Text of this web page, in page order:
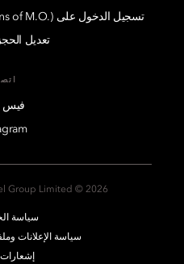
تسجيل الدخول على (.Fans of M.O) برنامج ضيوف درجة الإمتياز
تعديل
فيس
2026 © Mandarin Oriental Hotel Group Limited
سياسة
سياسة الإعلانات
إشعارات